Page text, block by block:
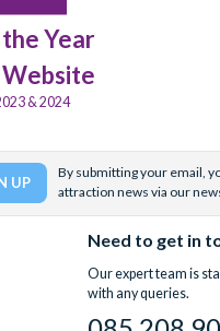
Year
& 2024
By submitting your email,
attraction news via our
Need to get in
Our expert team is
with any queries.